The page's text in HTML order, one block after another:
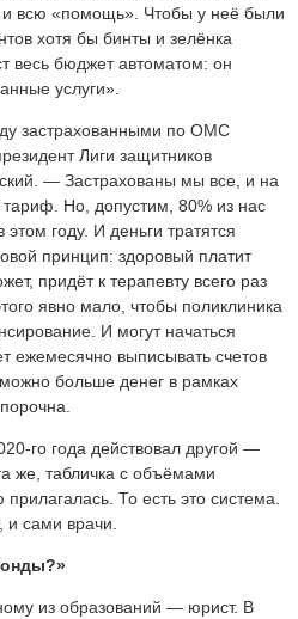
и всю «помощь». Чтобы у неё были
хотя бы бинты и зелёнка
весь бюджет автоматом: он
услуги».
застрахованными по ОМС
Лиги защитников
— Застрахованы мы все, и на
Но, допустим, 80% из нас
году. И деньги тратятся
принцип: здоровый платит
придёт к терапевту всего раз
явно мало, чтобы поликлиника
И могут начаться
ежемесячно выписывать счетов
больше денег в рамках
го года действовал другой —
же, табличка с объёмами
То есть это система.
сами врачи.
из образований — юрист. В